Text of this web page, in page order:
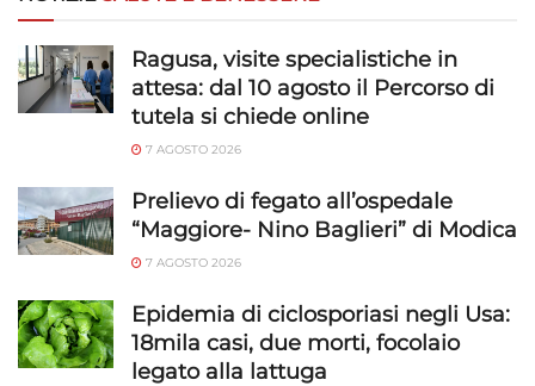
Ragusa, visite specialistiche in
attesa: dal 10 agosto il Percorso di
tutela si chiede online
7 AGOSTO 2026
Prelievo di fegato all’ospedale
“Maggiore- Nino Baglieri” di Modica
7 AGOSTO 2026
Epidemia di ciclosporiasi negli Usa:
18mila casi, due morti, focolaio
legato alla lattuga